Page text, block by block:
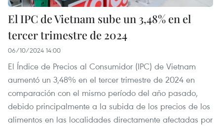
El IPC de Vietnam sube un 3,48% en el
tercer trimestre de 2024
06/10/2024 14:00
El Índice de Precios al Consumidor (IPC) de Vietnam
aumentó un 3,48% en el tercer trimestre de 2024 en
comparación con el mismo período del año pasado,
debido principalmente a la subida de los precios de los
alimentos en las localidades directamente afectadas por